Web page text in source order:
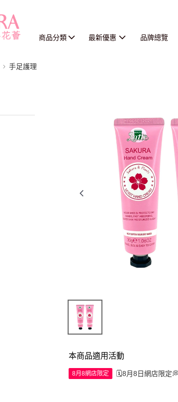
商品分類 最新優惠 品牌總覽
手足護理
本商品適用活動
8月8網店限定 🗓️8月8日網店限定